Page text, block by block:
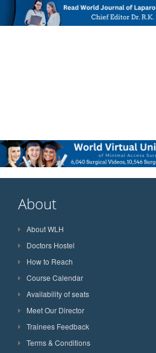
About
About WLH
Doctors Hostel
How to Reach
Course Calendar
Availability of seats
Meet Our Director
Trainees Feedback
Terms & Conditions